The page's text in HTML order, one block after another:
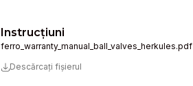
Instrucţiuni
ferro_warranty_manual_ball_valves_herkules.pdf
Descărcați fișierul